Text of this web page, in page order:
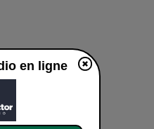
en ligne